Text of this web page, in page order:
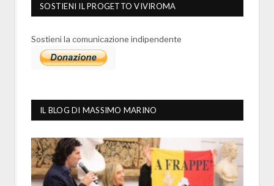
SOSTIENI IL PROGETTO VIVIROMA
Sostieni la comunicazione indipendente
IL BLOG DI MASSIMO MARINO